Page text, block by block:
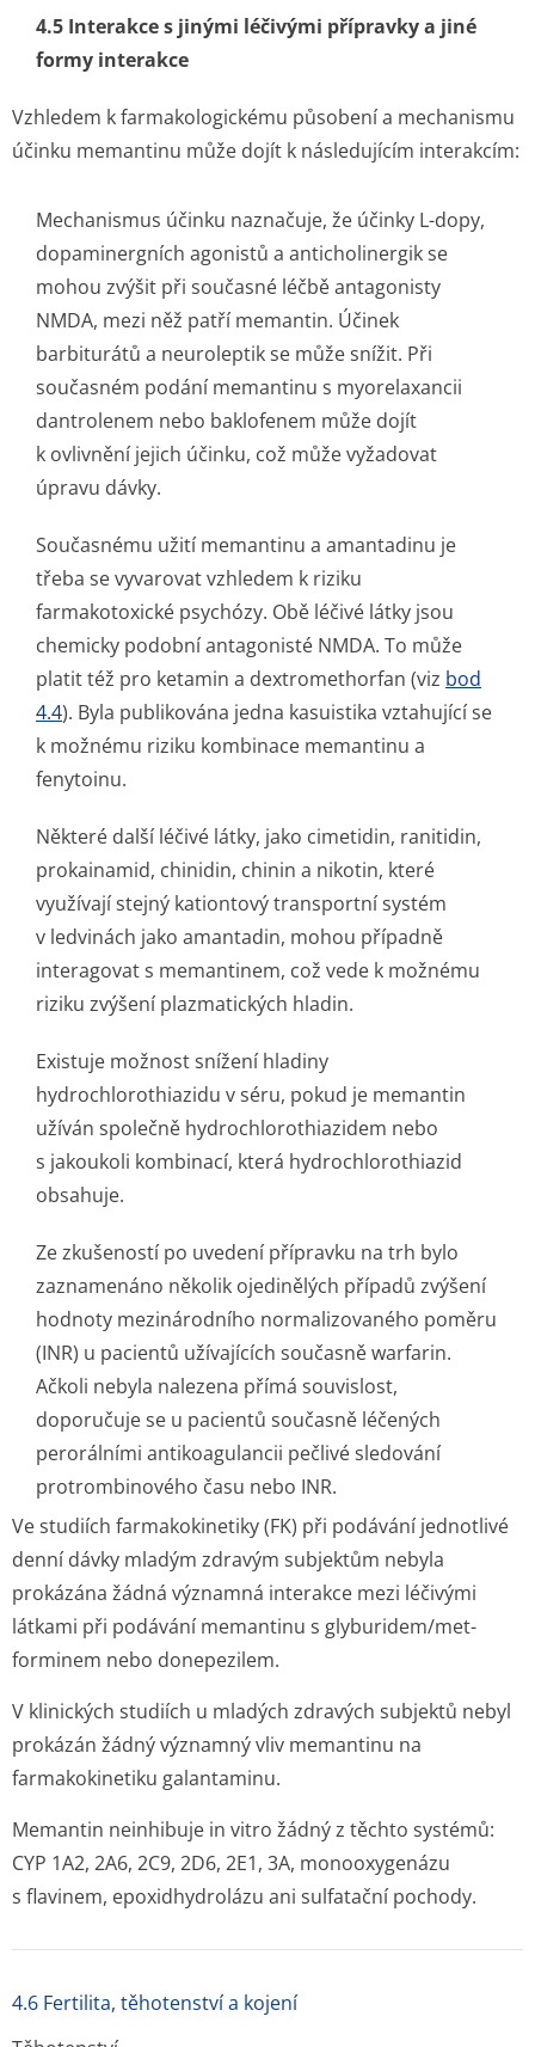
4.5 Interakce s jinými léčivými přípravky a jiné
formy interakce
Vzhledem k farmakologickému působení a mechanismu
účinku memantinu může dojít k následujícím interakcím:
Mechanismus účinku naznačuje, že účinky L-dopy,
dopaminergních agonistů a anticholinergik se
mohou zvýšit při současné léčbě antagonisty
NMDA, mezi něž patří memantin. Účinek
barbiturátů a neuroleptik se může snížit. Při
současném podání memantinu s myorelaxancii
dantrolenem nebo baklofenem může dojít
k ovlivnění jejich účinku, což může vyžadovat
úpravu dávky.
Současnému užití memantinu a amantadinu je
třeba se vyvarovat vzhledem k riziku
farmakotoxické psychózy. Obě léčivé látky jsou
chemicky podobní antagonisté NMDA. To může
platit též pro ketamin a dextromethorfan (viz bod
4.4). Byla publikována jedna kasuistika vztahující se
k možnému riziku kombinace memantinu a
fenytoinu.
Některé další léčivé látky, jako cimetidin, ranitidin,
prokainamid, chinidin, chinin a nikotin, které
využívají stejný kationtový transportní systém
v ledvinách jako amantadin, mohou případně
interagovat s memantinem, což vede k možnému
riziku zvýšení plazmatických hladin.
Existuje možnost snížení hladiny
hydrochlorothiazidu v séru, pokud je memantin
užíván společně hydrochlorothi­azidem nebo
s jakoukoli kombinací, která hydrochlorothiazid
obsahuje.
Ze zkušeností po uvedení přípravku na trh bylo
zaznamenáno několik ojedinělých případů zvýšení
hodnoty mezinárodního normalizovaného poměru
(INR) u pacientů užívajících současně warfarin.
Ačkoli nebyla nalezena přímá souvislost,
doporučuje se u pacientů současně léčených
perorálními antikoagulancii pečlivé sledování
protrombinového času nebo INR.
Ve studiích farmakokinetiky (FK) při podávání jednotlivé
denní dávky mladým zdravým subjektům nebyla
prokázána žádná významná interakce mezi léčivými
látkami při podávání memantinu s glyburidem/met­
forminem nebo donepezilem.
V klinických studiích u mladých zdravých subjektů nebyl
prokázán žádný významný vliv memantinu na
farmakokinetiku galantaminu.
Memantin neinhibuje in vitro žádný z těchto systémů:
CYP 1A2, 2A6, 2C9, 2D6, 2E1, 3A, monooxygenázu
s flavinem, epoxidhydrolázu ani sulfatační pochody.
4.6 Fertilita, těhotenství a kojení